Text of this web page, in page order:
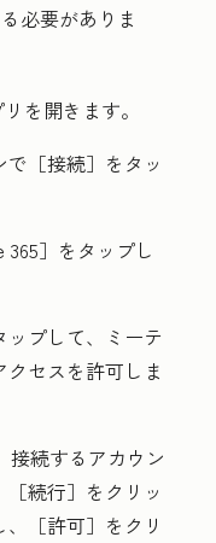
必要がありま
を開きます。
で ［接続］をタッ
365］をタップし
ップして、ミーテ
セスを許可しま
接続するアカウン
［続行］をクリッ
［許可］をクリ